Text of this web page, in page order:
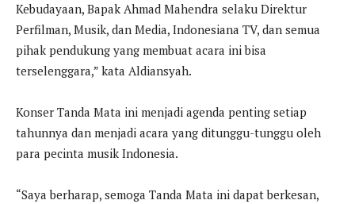
Kebudayaan, Bapak Ahmad Mahendra selaku Direktur
Perfilman, Musik, dan Media, Indonesiana TV, dan semua
pihak pendukung yang membuat acara ini bisa
terselenggara,” kata Aldiansyah.
Konser Tanda Mata ini menjadi agenda penting setiap
tahunnya dan menjadi acara yang ditunggu-tunggu oleh
para pecinta musik Indonesia.
“Saya berharap, semoga Tanda Mata ini dapat berkesan,